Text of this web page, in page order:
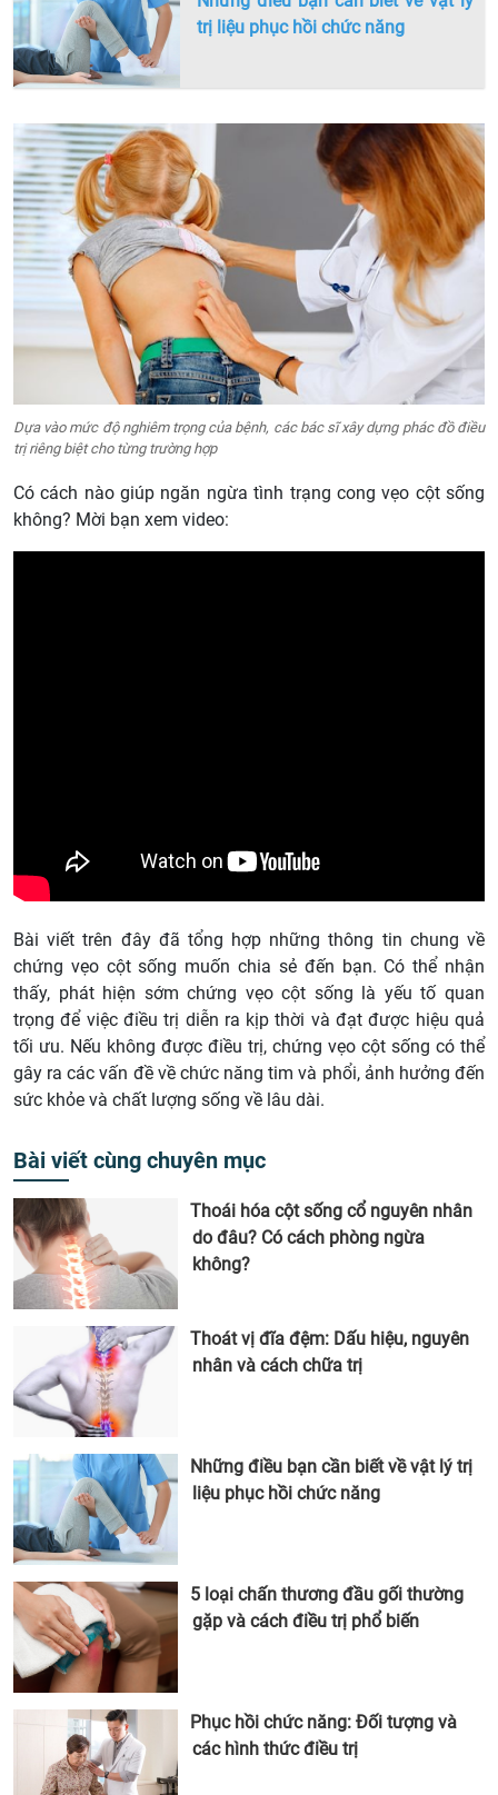
trị liệu phục hồi chức năng
Dựa vào mức độ nghiêm trọng của bệnh, các bác sĩ xây dựng phác đồ điều
trị riêng biệt cho từng trường hợp
Có cách nào giúp ngăn ngừa tình trạng cong vẹo cột sống
không? Mời bạn xem video:
Bài viết trên đây đã tổng hợp những thông tin chung về
chứng vẹo cột sống muốn chia sẻ đến bạn. Có thể nhận
thấy, phát hiện sớm chứng vẹo cột sống là yếu tố quan
trọng để việc điều trị diễn ra kịp thời và đạt được hiệu quả
tối ưu. Nếu không được điều trị, chứng vẹo cột sống có thể
gây ra các vấn đề về chức năng tim và phổi, ảnh hưởng đến
sức khỏe và chất lượng sống về lâu dài.
Bài viết cùng chuyên mục
Thoái hóa cột sống cổ nguyên nhân
do đâu? Có cách phòng ngừa
không?
Thoát vị đĩa đệm: Dấu hiệu, nguyên
nhân và cách chữa trị
Những điều bạn cần biết về vật lý trị
liệu phục hồi chức năng
5 loại chấn thương đầu gối thường
gặp và cách điều trị phổ biến
Phục hồi chức năng: Đối tượng và
các hình thức điều trị